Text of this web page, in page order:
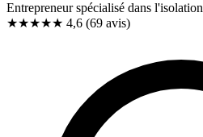
Entrepreneur spécialisé dans l'isolation
★★★★★ 4,6 (69 avis)